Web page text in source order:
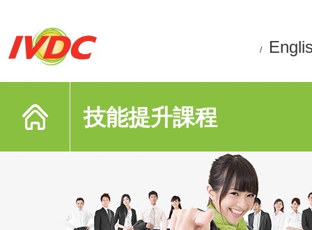
/
技能提升課程